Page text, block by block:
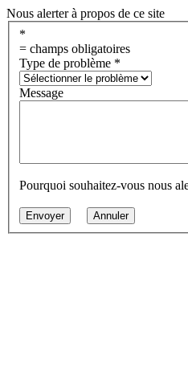
Nous alerter à propos de ce site
*
= champs obligatoires
Type de problème *
Message
Pourquoi souhaitez-vous nous